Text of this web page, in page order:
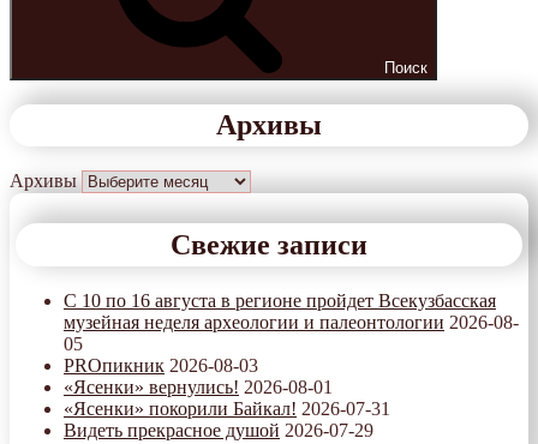
Поиск
Архивы
Архивы
Свежие записи
С 10 по 16 августа в регионе пройдет Всекузбасская
музейная неделя археологии и палеонтологии 2026-08-
05
PROпикник 2026-08-03
«Ясенки» вернулись! 2026-08-01
«Ясенки» покорили Байкал! 2026-07-31
Видеть прекрасное душой 2026-07-29